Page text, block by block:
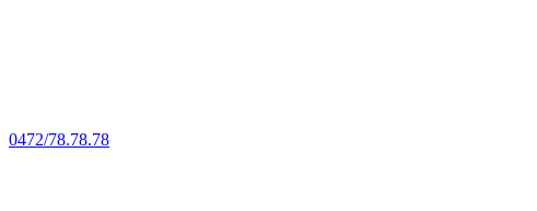
0472/78.78.78